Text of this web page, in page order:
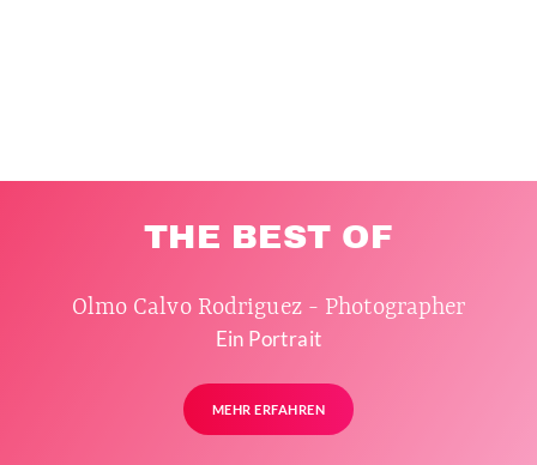
THE BEST OF
Olmo Calvo Rodriguez - Photographer
Ein Portrait
MEHR ERFAHREN